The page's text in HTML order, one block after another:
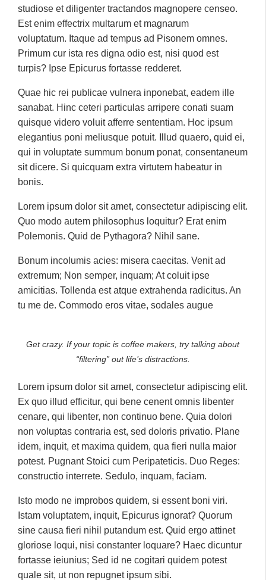
studiose et diligenter tractandos magnopere censeo.
Est enim effectrix multarum et magnarum
voluptatum. Itaque ad tempus ad Pisonem omnes.
Primum cur ista res digna odio est, nisi quod est
turpis? Ipse Epicurus fortasse redderet.
Quae hic rei publicae vulnera inponebat, eadem ille
sanabat. Hinc ceteri particulas arripere conati suam
quisque videro voluit afferre sententiam. Hoc ipsum
elegantius poni meliusque potuit. Illud quaero, quid ei,
qui in voluptate summum bonum ponat, consentaneum
sit dicere. Si quicquam extra virtutem habeatur in
bonis.
Lorem ipsum dolor sit amet, consectetur adipiscing elit.
Quo modo autem philosophus loquitur? Erat enim
Polemonis. Quid de Pythagora? Nihil sane.
Bonum incolumis acies: misera caecitas. Venit ad
extremum; Non semper, inquam; At coluit ipse
amicitias. Tollenda est atque extrahenda radicitus. An
tu me de. Commodo eros vitae, sodales augue
Get crazy. If your topic is coffee makers, try talking about
“filtering” out life’s distractions.
Lorem ipsum dolor sit amet, consectetur adipiscing elit.
Ex quo illud efficitur, qui bene cenent omnis libenter
cenare, qui libenter, non continuo bene. Quia dolori
non voluptas contraria est, sed doloris privatio. Plane
idem, inquit, et maxima quidem, qua fieri nulla maior
potest. Pugnant Stoici cum Peripateticis. Duo Reges:
constructio interrete. Sedulo, inquam, faciam.
Isto modo ne improbos quidem, si essent boni viri.
Istam voluptatem, inquit, Epicurus ignorat? Quorum
sine causa fieri nihil putandum est. Quid ergo attinet
gloriose loqui, nisi constanter loquare? Haec dicuntur
fortasse ieiunius; Sed id ne cogitari quidem potest
quale sit, ut non repugnet ipsum sibi.